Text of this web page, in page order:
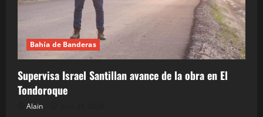
Bahía de Banderas
Supervisa Israel Santillan avance de la obra en El
Tondoroque
Alain